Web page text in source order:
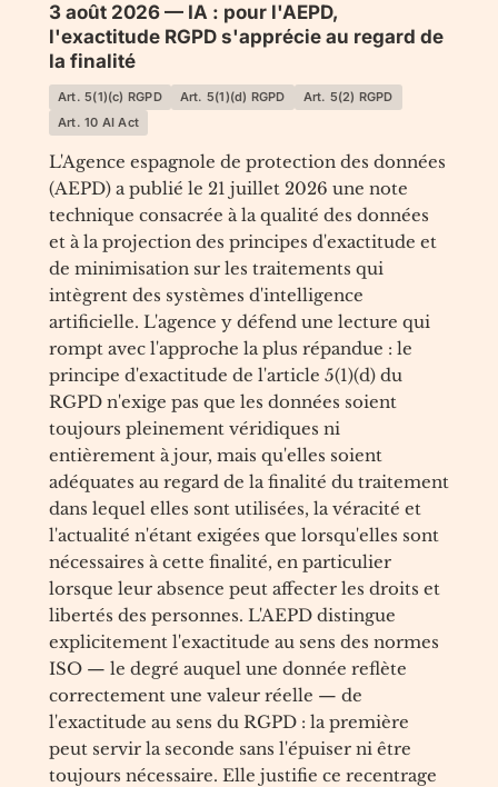
3 août 2026 — IA : pour l'AEPD,
l'exactitude RGPD s'apprécie au regard de
la finalité
Art. 5(1)(c) RGPD Art. 5(1)(d) RGPD
Art. 5(2) RGPD
Art. 10 AI Act
L'Agence espagnole de protection des données
(AEPD) a publié le 21 juillet 2026 une note
technique consacrée à la qualité des données
et à la projection des principes d'exactitude et
de minimisation sur les traitements qui
intègrent des systèmes d'intelligence
artificielle. L'agence y défend une lecture qui
rompt avec l'approche la plus répandue : le
principe d'exactitude de l'article 5(1)(d) du
RGPD n'exige pas que les données soient
toujours pleinement véridiques ni
entièrement à jour, mais qu'elles soient
adéquates au regard de la finalité du traitement
dans lequel elles sont utilisées, la véracité et
l'actualité n'étant exigées que lorsqu'elles sont
nécessaires à cette finalité, en particulier
lorsque leur absence peut affecter les droits et
libertés des personnes. L'AEPD distingue
explicitement l'exactitude au sens des normes
ISO — le degré auquel une donnée reflète
correctement une valeur réelle — de
l'exactitude au sens du RGPD : la première
peut servir la seconde sans l'épuiser ni être
toujours nécessaire. Elle justifie ce recentrage